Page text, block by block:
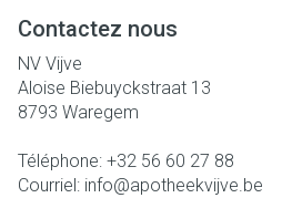
Contactez nous
NV Vijve
Aloise Biebuyckstraat 13
8793 Waregem
Téléphone: +32 56 60 27 88
Courriel: info@apotheekvijve.be